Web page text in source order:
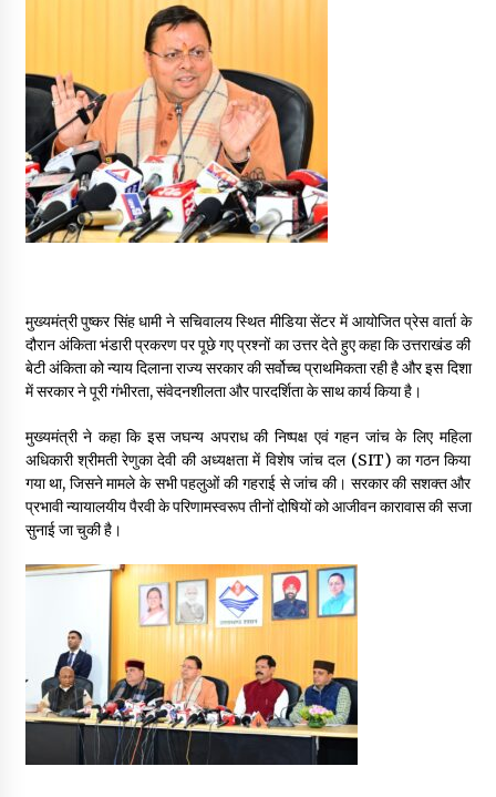
May 16, 2022
Thought Of The Day 14 May
May 14, 2022
Thought Of The Day 13 May
May 13, 2022
May 12, 2022
Thought Of The Day 11 May
Thought Of The Day 10 May
May 10, 2022
Thought Of The Day 9 May
May 9, 2022
मुख्यमंत्री पुष्कर सिंह धामी ने सचिवालय स्थित मीडिया सेंटर में आयोजित प्रेस वार्ता के
दौरान अंकिता भंडारी प्रकरण पर पूछे गए प्रश्नों का उत्तर देते हुए कहा कि उत्तराखंड की
बेटी अंकिता को न्याय दिलाना राज्य सरकार की सर्वोच्च प्राथमिकता रही है और इस दिशा
में सरकार ने पूरी गंभीरता, संवेदनशीलता और पारदर्शिता के साथ कार्य किया है।
मुख्यमंत्री ने कहा कि इस जघन्य अपराध की निष्पक्ष एवं गहन जांच के लिए महिला
अधिकारी श्रीमती रेणुका देवी की अध्यक्षता में विशेष जांच दल (SIT) का गठन किया
गया था, जिसने मामले के सभी पहलुओं की गहराई से जांच की। सरकार की सशक्त और
प्रभावी न्यायालयीय पैरवी के परिणामस्वरूप तीनों दोषियों को आजीवन कारावास की सजा
सुनाई जा चुकी है।